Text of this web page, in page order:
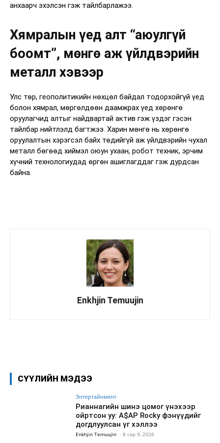
анхаарч эхэлсэн гэж тайлбарлажээ.
Хямралын үед алт “аюулгүй
боомт”, мөнгө аж үйлдвэрийн
металл хэвээр
Улс төр, геополитикийн нөхцөл байдал тодорхойгүй үед
болон хямрал, мөргөлдөөн даамжрах үед хөрөнгө
оруулагчид алтыг найдвартай актив гэж үздэг гэсэн
тайлбар нийтлэлд багтжээ. Харин мөнгө нь хөрөнгө
оруулалтын хэрэгсэл байх төдийгүй аж үйлдвэрийн чухал
металл бөгөөд хиймэл оюун ухаан, робот техник, эрчим
хүчний технологиудад өргөн ашиглагддаг гэж дурдсан
байна.
Enkhjin Temuujin
СҮҮЛИЙН МЭДЭЭ
Энтертайнмент
Рианнагийн шинэ цомог үнэхээр
ойртсон уу: A$AP Rocky фэнүүдийг
догдлуулсан үг хэллээ
Enkhjin Temuujin - 8 сар 9, 2026